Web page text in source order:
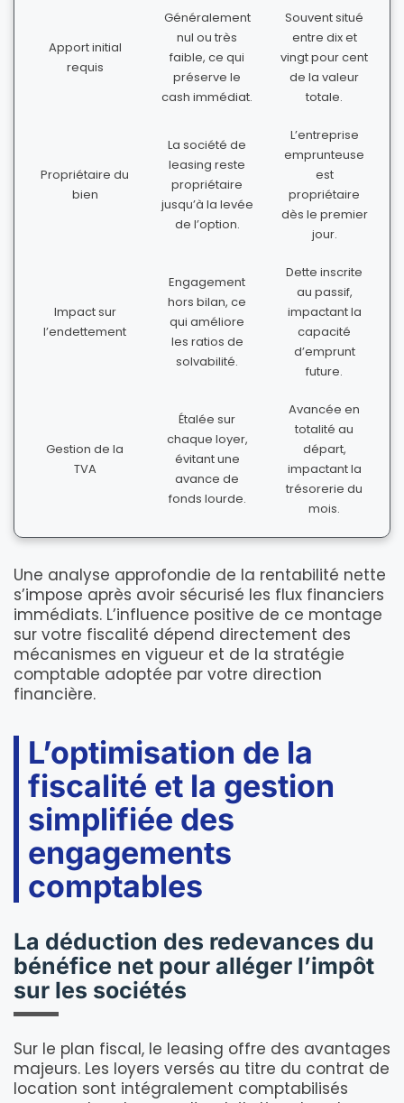
Apport initial
requis
Généralement
nul ou très
faible, ce qui
préserve le
cash immédiat.
Souvent situé
entre dix et
vingt pour cent
de la valeur
totale.
Propriétaire du
bien
La société de
leasing reste
propriétaire
jusqu’à la levée
de l’option.
L’entreprise
emprunteuse
est
propriétaire
dès le premier
jour.
Impact sur
l’endettement
Engagement
hors bilan, ce
qui améliore
les ratios de
solvabilité.
Dette inscrite
au passif,
impactant la
capacité
d’emprunt
future.
Gestion de la
TVA
Étalée sur
chaque loyer,
évitant une
avance de
fonds lourde.
Avancée en
totalité au
départ,
impactant la
trésorerie du
mois.
Une analyse approfondie de la rentabilité nette
s’impose après avoir sécurisé les flux financiers
immédiats. L’influence positive de ce montage
sur votre fiscalité dépend directement des
mécanismes en vigueur et de la stratégie
comptable adoptée par votre direction
financière.
L’optimisation de la
fiscalité et la gestion
simplifiée des
engagements
comptables
La déduction des redevances du
bénéfice net pour alléger l’impôt
sur les sociétés
Sur le plan fiscal, le leasing offre des avantages
majeurs. Les loyers versés au titre du contrat de
location sont intégralement comptabilisés